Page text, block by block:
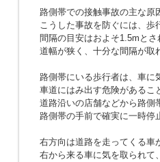
路側帯での接触事故の主な原
こうした事故を防ぐには、歩
間隔の目安はおよそ1.5mとさ
道幅が狭く、十分な間隔が取
路側帯にいる歩行者は、車に
車道にはみ出す危険があるこ
道路沿いの店舗などから路側
路側帯の手前で確実に一時停
右方向は道路を走ってくる車
右から来る車に気を取られて